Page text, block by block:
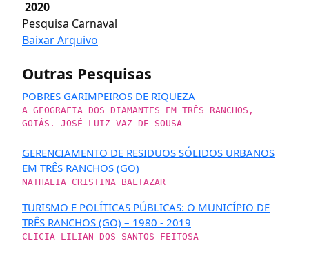
2020
Pesquisa Carnaval
Baixar Arquivo
Outras Pesquisas
POBRES GARIMPEIROS DE RIQUEZA
A GEOGRAFIA DOS DIAMANTES EM TRÊS RANCHOS,
GOIÁS. JOSÉ LUIZ VAZ DE SOUSA
GERENCIAMENTO DE RESIDUOS SÓLIDOS URBANOS
EM TRÊS RANCHOS (GO)
NATHALIA CRISTINA BALTAZAR
TURISMO E POLÍTICAS PÚBLICAS: O MUNICÍPIO DE
TRÊS RANCHOS (GO) – 1980 - 2019
CLICIA LILIAN DOS SANTOS FEITOSA